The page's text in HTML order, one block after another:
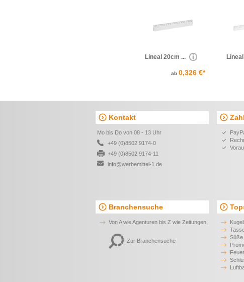
Lineal 20cm ...
ab 0,326 €*
Kontakt
Mo bis Do von 08 - 13 Uhr
+49 (0)8502 9174-0
+49 (0)8502 9174-11
info@werbemittel-1.de
Branchensuche
Von A wie Agenturen bis Z wie Zeitungen.
Zur Branchensuche
Süße